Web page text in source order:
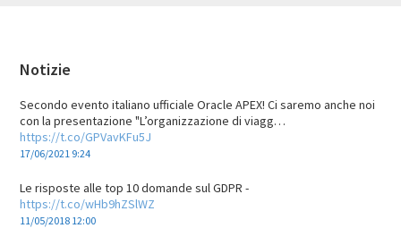
Footer
Notizie
Secondo evento italiano ufficiale Oracle APEX! Ci saremo anche noi
con la presentazione "L’organizzazione di viagg…
https://t.co/GPVavKFu5J
17/06/2021 9:24
Le risposte alle top 10 domande sul GDPR -
https://t.co/wHb9hZSlWZ
11/05/2018 12:00